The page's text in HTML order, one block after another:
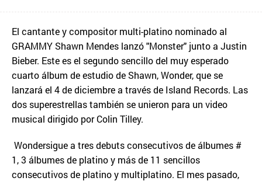
El cantante y compositor multi-platino nominado al
GRAMMY Shawn Mendes lanzó "Monster" junto a Justin
Bieber. Este es el segundo sencillo del muy esperado
cuarto álbum de estudio de Shawn, Wonder, que se
lanzará el 4 de diciembre a través de Island Records. Las
dos superestrellas también se unieron para un video
musical dirigido por Colin Tilley.
Wondersigue a tres debuts consecutivos de álbumes #
1, 3 álbumes de platino y más de 11 sencillos
consecutivos de platino y multiplatino. El mes pasado,